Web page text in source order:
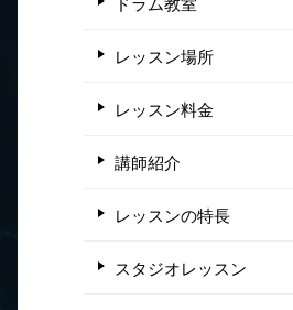
レッスン場所
レッスン料金
講師紹介
レッスンの特長
スタジオレッスン